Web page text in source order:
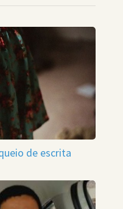
de escrita